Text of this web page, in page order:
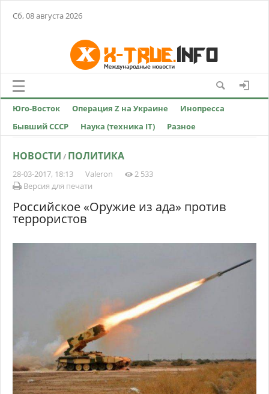
Сб, 08 августа 2026
Юго-Восток Операция Z на Украине
Инопресса
Бывший СССР
Наука (техника IT) Разное
НОВОСТИ / ПОЛИТИКА
28-03-2017, 18:13 Valeron
2 533
Версия для печати
Российское «Оружие из ада» против
террористов